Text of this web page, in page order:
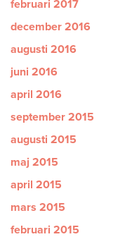
februari 2017
december 2016
augusti 2016
juni 2016
april 2016
september 2015
augusti 2015
maj 2015
april 2015
mars 2015
februari 2015